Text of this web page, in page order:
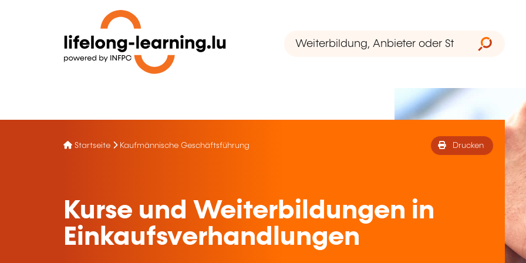
Startseite Kaufmännische Geschäftsführung Drucken
Kurse und Weiterbildungen in
Einkaufsverhandlungen